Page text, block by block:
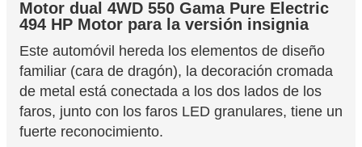
Motor dual 4WD 550 Gama Pure Electric
494 HP Motor para la versión insignia
Este automóvil hereda los elementos de diseño
familiar (cara de dragón), la decoración cromada
de metal está conectada a los dos lados de los
faros, junto con los faros LED granulares, tiene un
fuerte reconocimiento.